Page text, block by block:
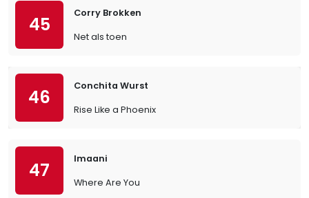
45
Corry Brokken
Net als toen
46
Conchita Wurst
Rise Like a Phoenix
47
Imaani
Where Are You